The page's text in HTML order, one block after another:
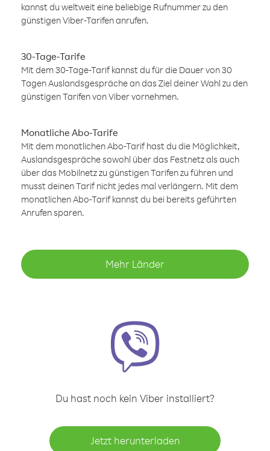
kannst du weltweit eine beliebige Rufnummer zu den
günstigen Viber-Tarifen anrufen.
30-Tage-Tarife
Mit dem 30-Tage-Tarif kannst du für die Dauer von 30
Tagen Auslandsgespräche an das Ziel deiner Wahl zu den
günstigen Tarifen von Viber vornehmen.
Monatliche Abo-Tarife
Mit dem monatlichen Abo-Tarif hast du die Möglichkeit,
Auslandsgespräche sowohl über das Festnetz als auch
über das Mobilnetz zu günstigen Tarifen zu führen und
musst deinen Tarif nicht jedes mal verlängern. Mit dem
monatlichen Abo-Tarif kannst du bei bereits geführten
Anrufen sparen.
Mehr Länder
Du hast noch kein Viber installiert?
Jetzt herunterladen